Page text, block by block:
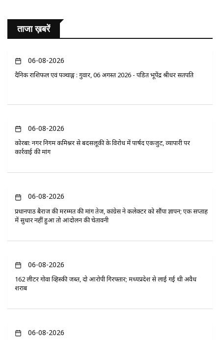
ताजा ख़बरें
06-08-2026
दैनिक राशिफल एवं पञ्चाङ्ग : गुरुवार, 06 अगस्त 2026 - पंडित भूपेंद्र श्रीधर सतपति
06-08-2026
कोरबा: नगर निगम कमिश्नर से बदसलूकी के विरोध में पार्षद एकजुट, व्यापारी पर
कार्रवाई की मांग
06-08-2026
प्रधानपाठ बैराज की मरम्मत की मांग तेज, कांग्रेस ने कलेक्टर को सौंपा ज्ञापन; एक सप्ताह
में सुधार नहीं हुआ तो आंदोलन की चेतावनी
06-08-2026
162 लीटर गोवा व्हिस्की जब्त, दो आरोपी गिरफ्तार; मध्यप्रदेश से लाई गई थी अवैध
शराब
06-08-2026